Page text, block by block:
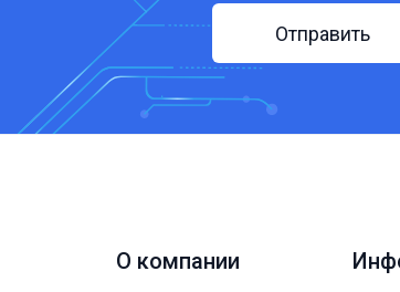
Отправить
О компании